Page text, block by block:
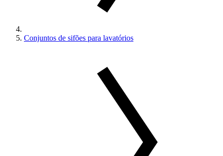
Conjuntos de sifões para lavatórios